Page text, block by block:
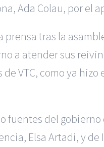
Ada Colau, por el
prensa tras la
a atender sus
VTC, como ya
fuentes del
Elsa Artadi, y